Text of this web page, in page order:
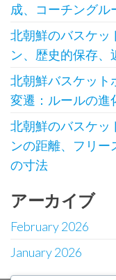
成、コーチングル
北朝鮮のバスケッ
ン、歴史的保存、
北朝鮮バスケット
変遷：ルールの進
北朝鮮のバスケッ
ンの距離、フリー
の寸法
アーカイブ
February 2026
January 2026